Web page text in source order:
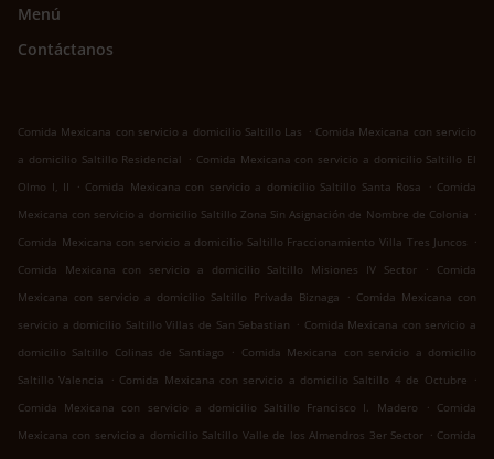
Menú
Contáctanos
Comida Mexicana con servicio a domicilio Saltillo Las . Comida Mexicana con servicio
a domicilio Saltillo Residencial . Comida Mexicana con servicio a domicilio Saltillo El
Olmo I, II
. Comida Mexicana con servicio a domicilio Saltillo Santa Rosa . Comida
Mexicana con servicio a domicilio Saltillo Zona Sin Asignación de Nombre de Colonia .
Comida Mexicana con servicio a domicilio Saltillo Fraccionamiento Villa Tres Juncos .
Comida Mexicana con servicio a domicilio Saltillo Misiones IV Sector
.
Comida
Mexicana con servicio a domicilio Saltillo Privada Biznaga
. Comida Mexicana con
servicio a domicilio Saltillo Villas de San Sebastian . Comida Mexicana con servicio a
domicilio Saltillo Colinas de Santiago
. Comida Mexicana con servicio a domicilio
Saltillo Valencia
. Comida Mexicana con servicio a domicilio Saltillo 4 de Octubre .
Comida Mexicana con servicio a domicilio Saltillo Francisco I. Madero
. Comida
Mexicana con servicio a domicilio Saltillo Valle de los Almendros 3er Sector . Comida